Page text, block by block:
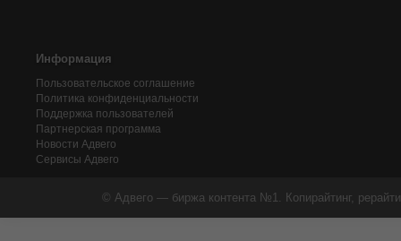
Информация
Пользовательское соглашение
Политика конфиденциальности
Поддержка пользователей
Партнерская программа
Новости Адвего
Сервисы Адвего
© Адвего — биржа контента №1. Копирайтинг,